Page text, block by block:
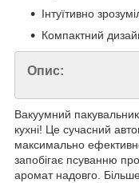
Інтуїтивно
Компактний
Опис:
Вакуумний
кухні! Це сучасний
максимально
запобігає псуванню
аромат надовго.